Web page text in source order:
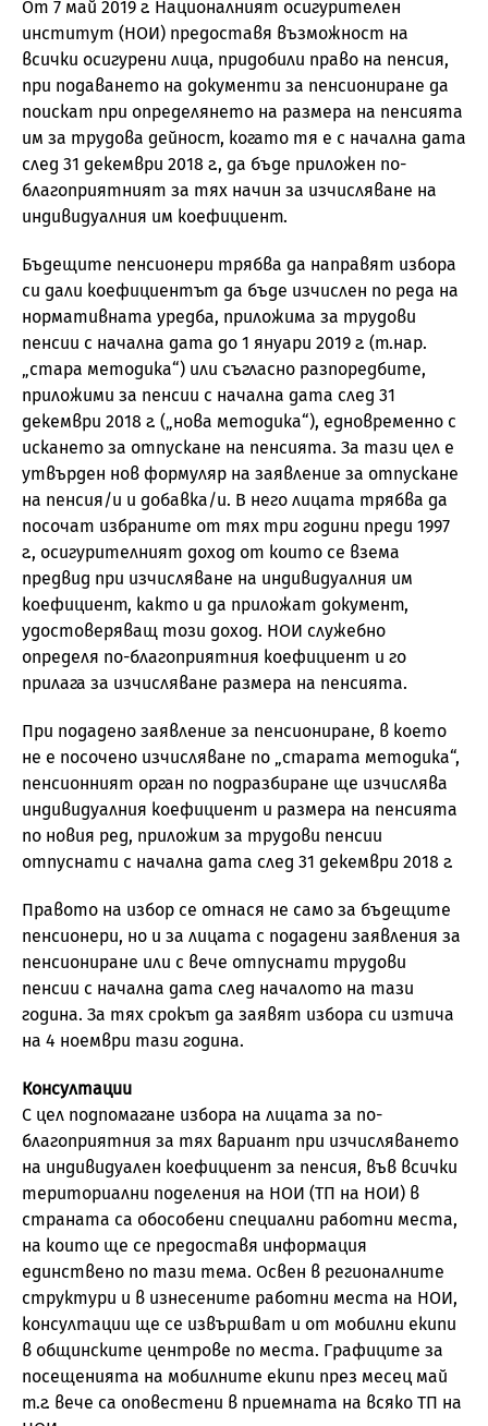
От 7 май 2019 г. Националният осигурителен
институт (НОИ) предоставя възможност на
всички осигурени лица, придобили право на пенсия,
при подаването на документи за пенсиониране да
поискат при определянето на размера на пенсията
им за трудова дейност, когато тя е с начална дата
след 31 декември 2018 г., да бъде приложен по-
благоприятният за тях начин за изчисляване на
индивидуалния им коефициент.
Бъдещите пенсионери трябва да направят избора
си дали коефициентът да бъде изчислен по реда на
нормативната уредба, приложима за трудови
пенсии с начална дата до 1 януари 2019 г. (т.нар.
„стара методика“) или съгласно разпоредбите,
приложими за пенсии с начална дата след 31
декември 2018 г. („нова методика“), едновременно с
искането за отпускане на пенсията. За тази цел е
утвърден нов формуляр на заявление за отпускане
на пенсия/и и добавка/и. В него лицата трябва да
посочат избраните от тях три години преди 1997
г., осигурителният доход от които се взема
предвид при изчисляване на индивидуалния им
коефициент, както и да приложат документ,
удостоверяващ този доход. НОИ служебно
определя по-благоприятния коефициент и го
прилага за изчисляване размера на пенсията.
При подадено заявление за пенсиониране, в което
не е посочено изчисляване по „старата методика“,
пенсионният орган по подразбиране ще изчислява
индивидуалния коефициент и размера на пенсията
по новия ред, приложим за трудови пенсии
отпуснати с начална дата след 31 декември 2018 г.
Правото на избор се отнася не само за бъдещите
пенсионери, но и за лицата с подадени заявления за
пенсиониране или с вече отпуснати трудови
пенсии с начална дата след началото на тази
година. За тях срокът да заявят избора си изтича
на 4 ноември тази година.
Консултации
С цел подпомагане избора на лицата за по-
благоприятния за тях вариант при изчисляването
на индивидуален коефициент за пенсия, във всички
териториални поделения на НОИ (ТП на НОИ) в
страната са обособени специални работни места,
на които ще се предоставя информация
единствено по тази тема. Освен в регионалните
структури и в изнесените работни места на НОИ,
консултации ще се извършват и от мобилни екипи
в общинските центрове по места. Графиците за
посещенията на мобилните екипи през месец май
т.г. вече са оповестени в приемната на всяко ТП на